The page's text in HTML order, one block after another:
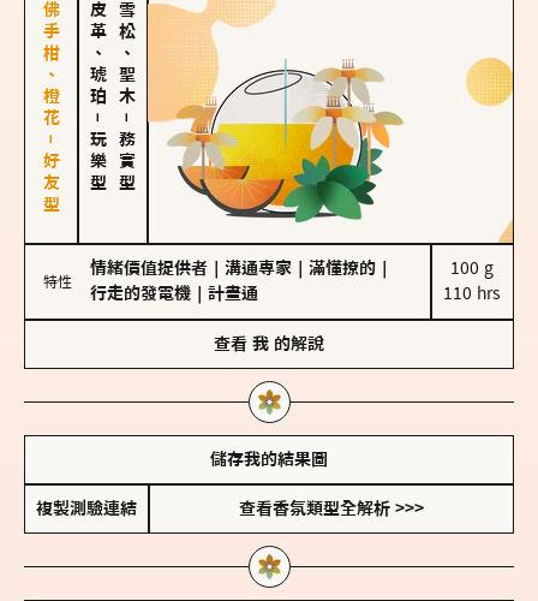
佛手柑、橙花－好友型 皮革、琥珀
－
玩樂型
雪松、聖木
－
務實型
特性
情緒價值提供者 溝通專家 滿懂撩的
行走的發電機
計畫通
100 g
110 hrs
查看 我 的解說
儲存我的結果圖
複製測驗連結 查看香氛類型全解析 >>>